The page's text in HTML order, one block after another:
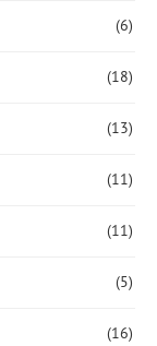
(6)
(18)
(13)
(11)
(11)
(5)
(16)